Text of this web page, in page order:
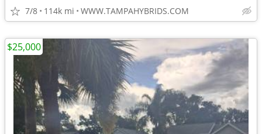
7/8 114k mi WWW.TAMPAHYBRIDS.COM
$25,000